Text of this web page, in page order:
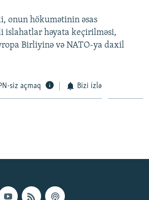
ISTIFADƏ
TELEFONUNUZDA
onun hökumətinin əsas
həyata keçirilməsi,
Birliyinə və NATO-ya daxil
siz açmaq Bizi izlə